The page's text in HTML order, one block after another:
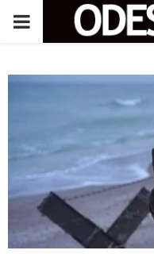
P
M
A
R